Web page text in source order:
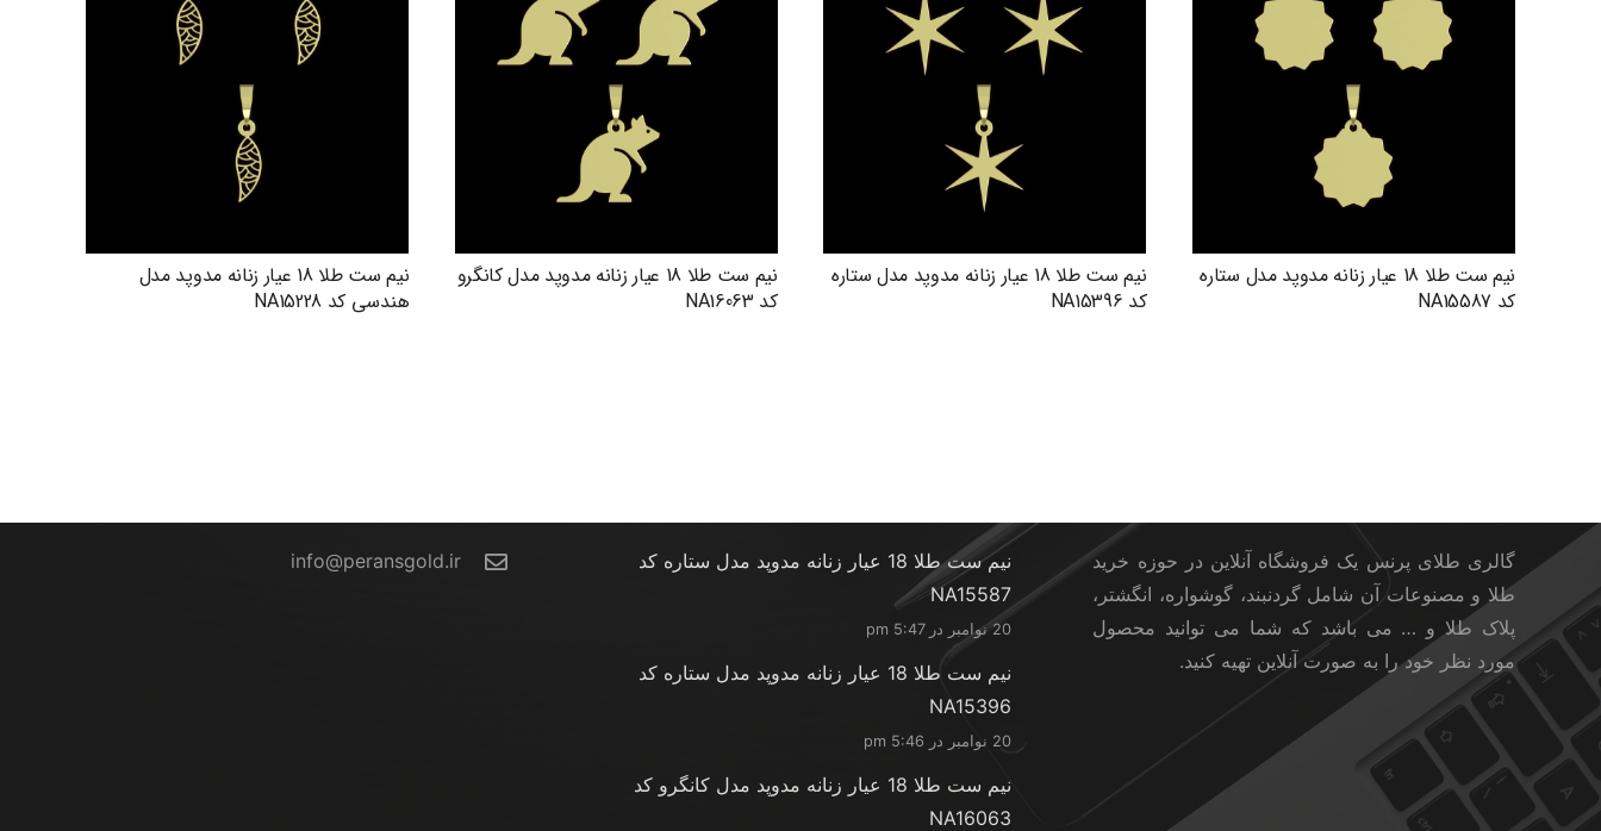
نیم ست طلا 18 عیار زنانه مدوپد مدل ستاره
کد NA15587
نیم ست طلا 18 عیار زنانه مدوپد مدل ستاره
کد NA15396
نیم ست طلا 18 عیار زنانه مدوپد مدل کانگرو
کد NA16063
نیم ست طلا 18 عیار زنانه مدوپد مدل
هندسی کد NA15228
گالری طلای پرنس یک فروشگاه آنلاین در حوزه خرید
طلا و مصنوعات آن شامل گردنبند، گوشواره، انگشتر،
پلاک طلا و … می باشد که شما می توانید محصول
مورد نظر خود را به صورت آنلاین تهیه کنید.
نیم ست طلا 18 عیار زنانه مدوپد مدل ستاره کد
NA15587
20 نوامبر در 5:47 pm
نیم ست طلا 18 عیار زنانه مدوپد مدل ستاره کد
NA15396
20 نوامبر در 5:46 pm
نیم ست طلا 18 عیار زنانه مدوپد مدل کانگرو کد
NA16063
info@peransgold.ir